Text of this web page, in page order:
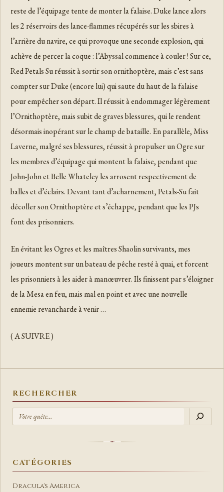
reste de l’équipage tente de monter la falaise. Duke lance alors
les 2 réservoirs des lance-flammes récupérés sur les sbires à
l’arrière du navire, ce qui provoque une seconde explosion, qui
achève de percer la coque : l’Abyssal commence à couler ! Sur ce,
Red Petals Su réussit à sortir son ornithoptère, mais c’est sans
compter sur Duke (encore lui) qui saute du haut de la falaise
pour empêcher son départ. Il réussit à endommager légèrement
l’Ornithoptère, mais subit de graves blessures, qui le rendent
désormais inopérant sur le champ de bataille. En parallèle, Miss
Laverne, malgré ses blessures, réussit à propulser un Ogre sur
les membres d’équipage qui montent la falaise, pendant que
John-John et Belle Whateley les arrosent respectivement de
balles et d’éclairs. Devant tant d’acharnement, Petals-Su fait
décoller son Ornithoptère et s’échappe, pendant que les PJs
font des prisonniers.
En évitant les Ogres et les maîtres Shaolin survivants, mes
joueurs montent sur un bateau de pêche resté à quai, et forcent
les prisonniers à les aider à manœuvrer. Ils finissent par s’éloigner
de la Mesa en feu, mais mal en point et avec une nouvelle
ennemie revancharde à venir …
( A SUIVRE )
RECHERCHER
E
E
R
C
CATÉGORIES
Dracula's America